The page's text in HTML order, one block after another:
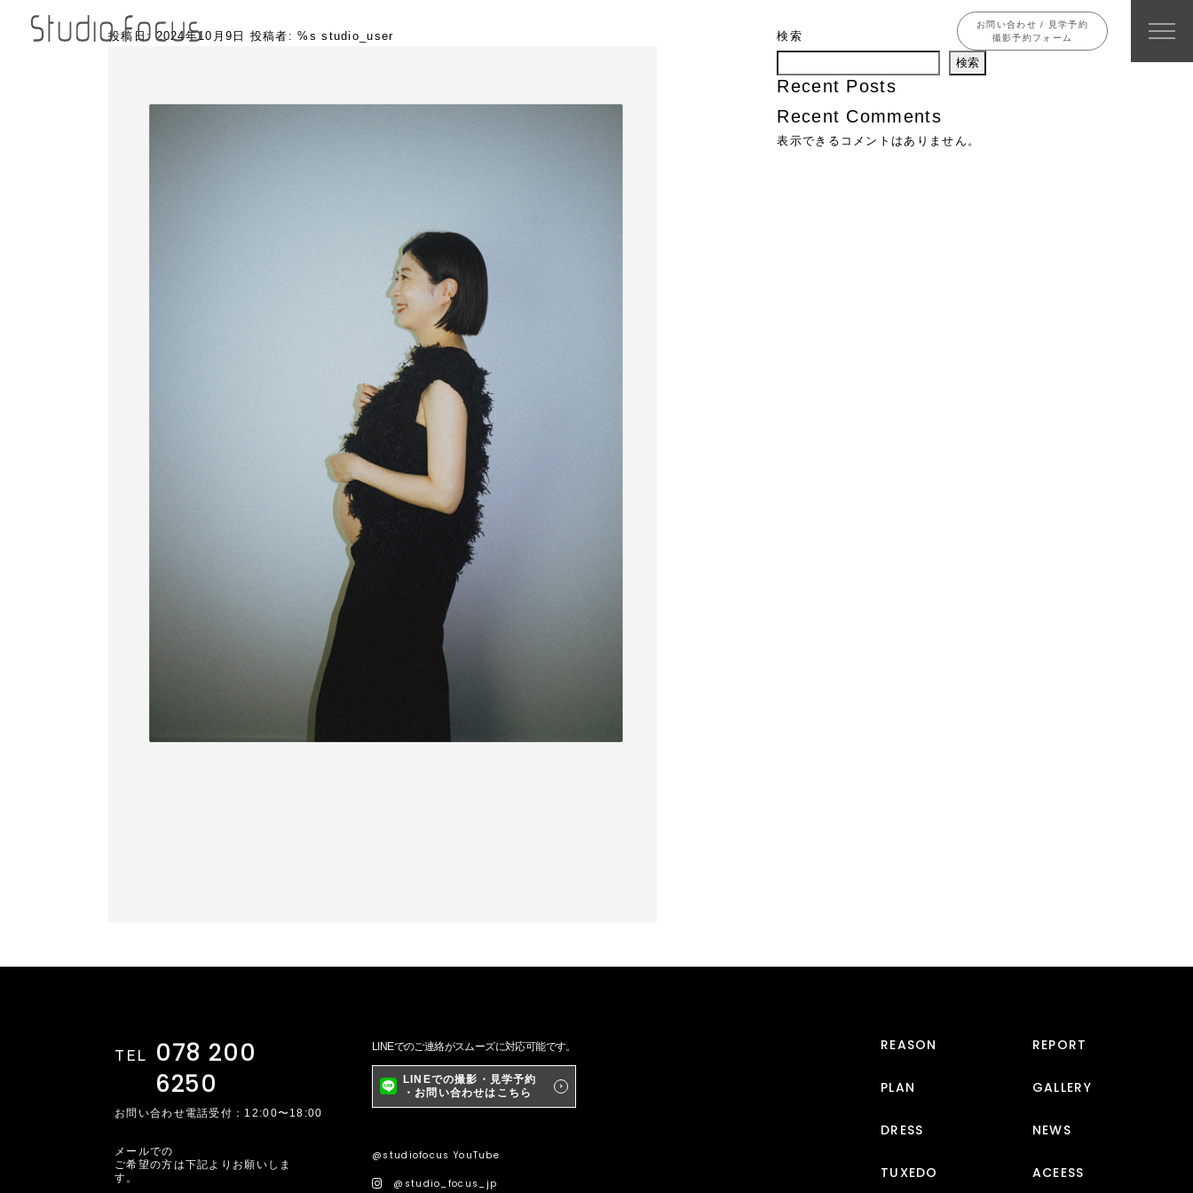
お問い合わせ / 見学予約
撮影予約フォーム
投稿日:2024年10月9日 投稿者: %s studio_user
検索
検索
Recent Posts
Recent Comments
表示できるコメントはありません。
TEL
078 200
6250
お問い合わせ電話受付：12:00〜18:00
LINEでのご連絡がスムーズに対応可能です。
LINEでの撮影・見学予約
・お問い合わせはこちら
メールでの
ご希望の方は下記よりお願いしま
す。
@studiofocus YouTube
@studio_focus_jp
REASON
PLAN
DRESS
TUXEDO
REPORT
GALLERY
NEWS
ACEESS